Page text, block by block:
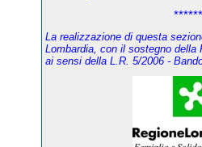
La realizzazione di questa
Lombardia, con il sostegno
ai sensi della L.R. 5/2006 -